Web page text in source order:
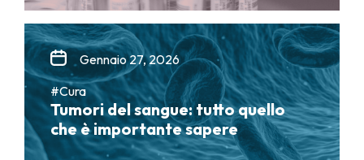
Gennaio 27, 2026
#Cura
Tumori del sangue: tutto quello
che è importante sapere